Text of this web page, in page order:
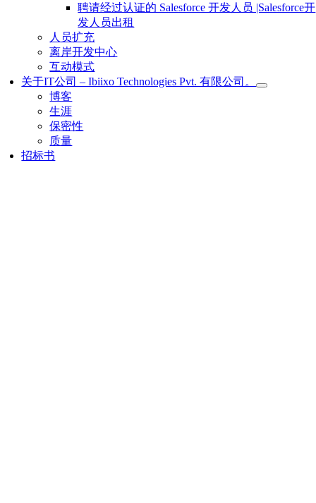
聘请经过认证的 Salesforce 开发人员 |Salesforce开
发人员出租
人员扩充
离岸开发中心
互动模式
关于IT公司 – Ibiixo Technologies Pvt. 有限公司。
博客
生涯
保密性
质量
招标书